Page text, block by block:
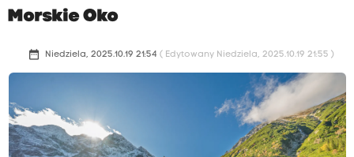
Morskie Oko
date_range Niedziela, 2025.10.19 21:54 ( Edytowany Niedziela, 2025.10.19 21:55 )